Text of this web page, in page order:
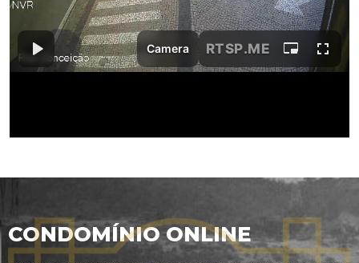
CONDOMÍNIO ONLINE